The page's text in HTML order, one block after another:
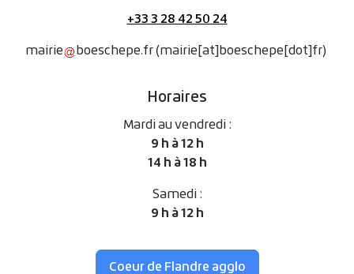
+33 3 28 42 50 24
mairie boeschepe.fr(mairie[at]boeschepe[dot]fr)
Horaires
Mardi au vendredi :
9 h à 12 h
14 h à 18 h
Samedi :
9 h à 12 h
Coeur de Flandre agglo